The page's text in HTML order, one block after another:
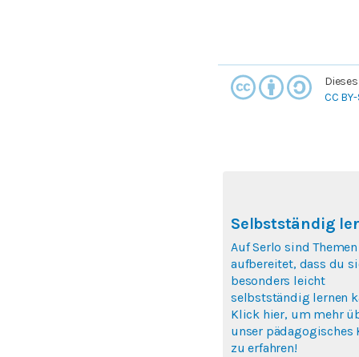
CC
Selbstständig
Auf Serlo sind
aufbereitet, dass du
besonders leicht
selbstständig lernen
Klick hier, um mehr
unser pädagogisches
zu erfahren!